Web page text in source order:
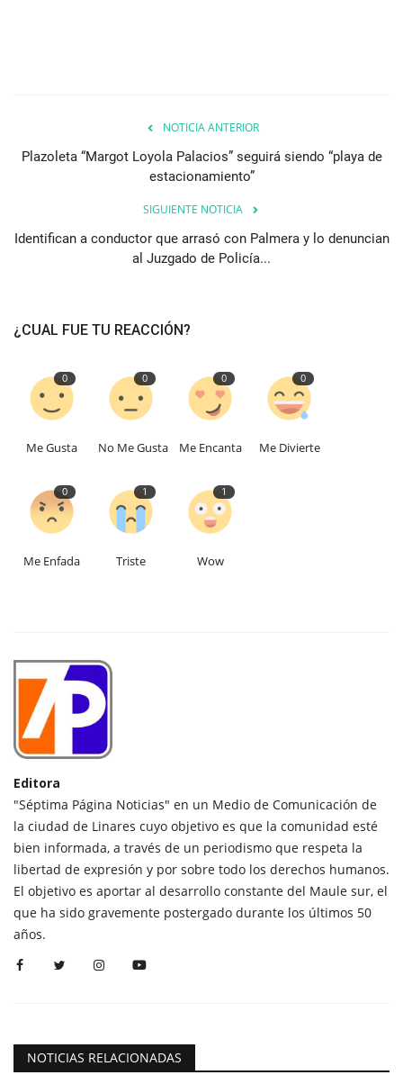
NOTICIA ANTERIOR
Plazoleta “Margot Loyola Palacios” seguirá siendo “playa de
estacionamiento”
SIGUIENTE NOTICIA
Identifican a conductor que arrasó con Palmera y lo denuncian
al Juzgado de Policía...
¿CUAL FUE TU REACCIÓN?
0
Me Gusta
0
No Me Gusta
0
Me Encanta
0
Me Divierte
0
Me Enfada
1
Triste
1
Wow
Editora
"Séptima Página Noticias" en un Medio de Comunicación de
la ciudad de Linares cuyo objetivo es que la comunidad esté
bien informada, a través de un periodismo que respeta la
libertad de expresión y por sobre todo los derechos humanos.
El objetivo es aportar al desarrollo constante del Maule sur, el
que ha sido gravemente postergado durante los últimos 50
años.
NOTICIAS RELACIONADAS